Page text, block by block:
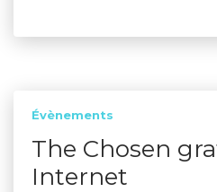
Évènements
The Chosen
Internet